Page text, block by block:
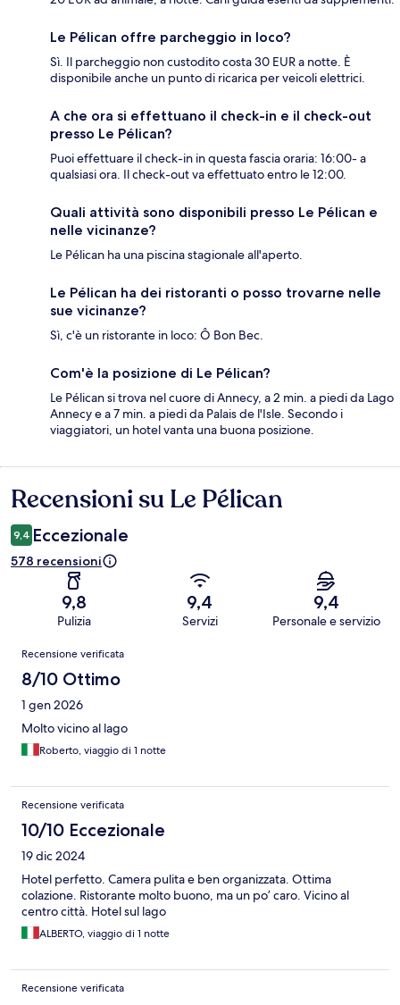
Le Pélican offre parcheggio in loco?
Sì. Il parcheggio non custodito costa 30 EUR a notte. È
disponibile anche un punto di ricarica per veicoli elettrici.
A che ora si effettuano il check-in e il check-out
presso Le Pélican?
Puoi effettuare il check-in in questa fascia oraria: 16:00- a
qualsiasi ora. Il check-out va effettuato entro le 12:00.
Quali attività sono disponibili presso Le Pélican e
nelle vicinanze?
Le Pélican ha una piscina stagionale all'aperto.
Le Pélican ha dei ristoranti o posso trovarne nelle
sue vicinanze?
Sì, c'è un ristorante in loco: Ô Bon Bec.
Com'è la posizione di Le Pélican?
Le Pélican si trova nel cuore di Annecy, a 2 min. a piedi da Lago
Annecy e a 7 min. a piedi da Palais de l'Isle. Secondo i
viaggiatori, un hotel vanta una buona posizione.
Recensioni
Recensioni su Le Pélican
9,4 Eccezionale
578 recensioni
9,8
Pulizia
9,4
Servizi
9,4
Personale e servizio
Recensioni
Recensione verificata
8/10 Ottimo
1 gen 2026
Molto vicino al lago
Roberto, viaggio di 1 notte
Recensione verificata
10/10 Eccezionale
19 dic 2024
Hotel perfetto. Camera pulita e ben organizzata. Ottima
colazione. Ristorante molto buono, ma un po’ caro. Vicino al
centro città. Hotel sul lago
ALBERTO, viaggio di 1 notte
Recensione verificata